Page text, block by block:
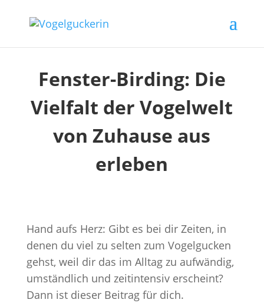
Fenster-Birding: Die
Vielfalt der Vogelwelt
von Zuhause aus
erleben
Hand aufs Herz: Gibt es bei dir Zeiten, in
denen du viel zu selten zum Vogelgucken
gehst, weil dir das im Alltag zu aufwändig,
umständlich und zeitintensiv erscheint?
Dann ist dieser Beitrag für dich.